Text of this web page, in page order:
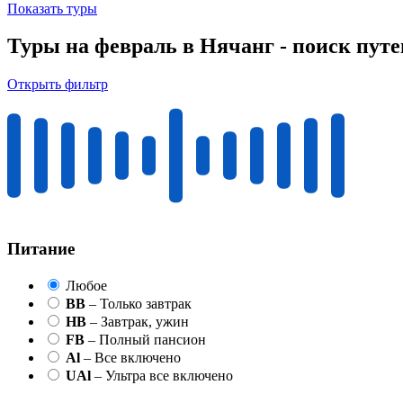
Показать туры
Туры на февраль в Нячанг - поиск
Открыть фильтр
Питание
Любое
BB – Только завтрак
HB – Завтрак, ужин
FB – Полный пансион
Al – Все включено
UAl – Ультра все включено